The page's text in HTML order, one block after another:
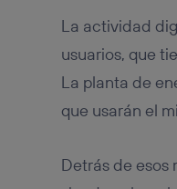
La actividad
usuarios, que
La planta de
que usarán el
Detrás de esos